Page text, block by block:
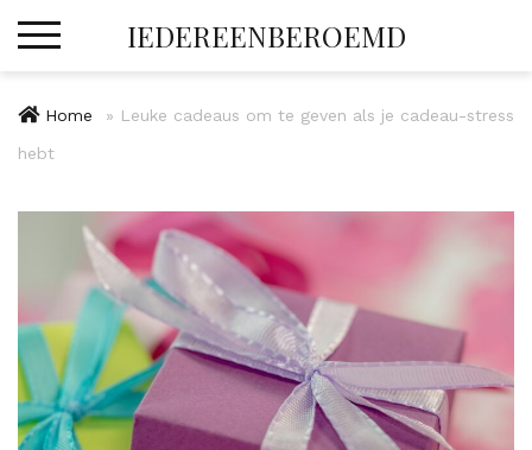
IEDEREENBEROEMD
Home » Leuke cadeaus om te geven als je cadeau-stress
hebt